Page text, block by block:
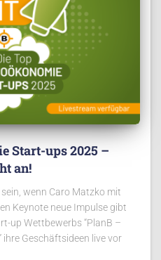
Start-ups 2025 –
an!
wenn Caro Matzko mit
Keynote neue Impulse gibt
up Wettbewerbs “PlanB –
ihre Geschäftsideen live vor